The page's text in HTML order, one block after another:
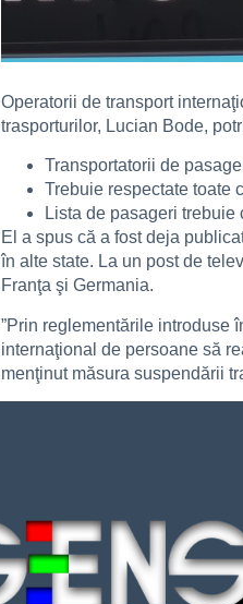
Operatorii de transport
trasporturilor, Lucian Bode,
Transportatorii de
Trebuie respectate toate
Lista de pasageri
El a spus că a fost deja
în alte state. La un post de
Franţa şi Germania.
”Prin reglementările introduse
internaţional de persoane să
menţinut măsura suspendării